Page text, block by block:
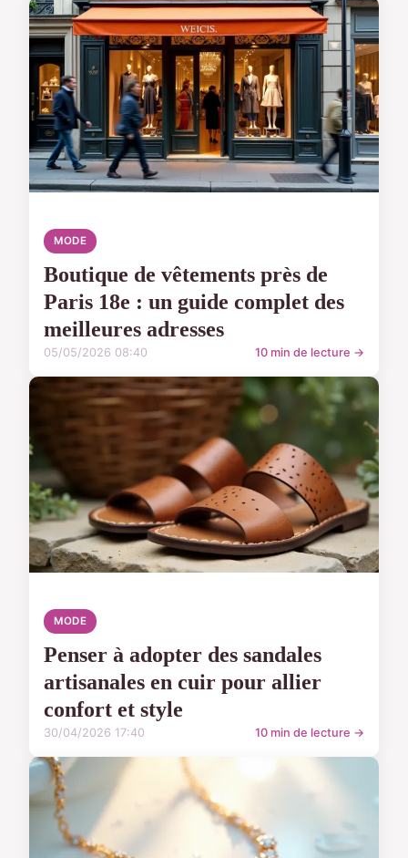
MODE
Boutique de vêtements près de
Paris 18e : un guide complet des
meilleures adresses
05/05/2026 08:40 10 min de lecture →
MODE
Penser à adopter des sandales
artisanales en cuir pour allier
confort et style
30/04/2026 17:40 10 min de lecture →